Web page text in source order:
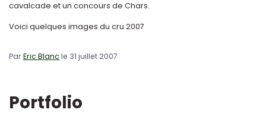
cavalcade et un concours de Chars.
Voici quelques images du cru 2007
ParEric Blanc le 31 juillet 2007
Portfolio